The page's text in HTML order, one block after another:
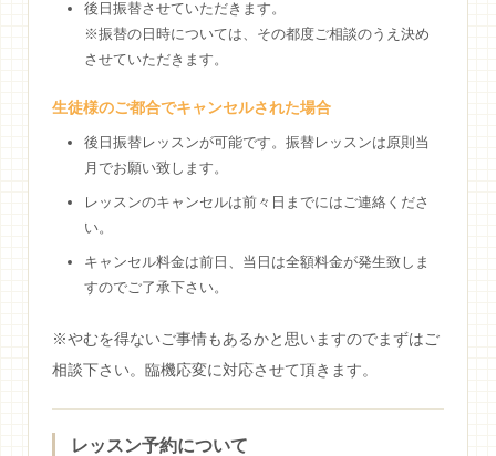
後日振替させていただきます。
※振替の日時については、その都度ご相談のうえ決め
させていただきます。
生徒様のご都合でキャンセルされた場合
後日振替レッスンが可能です。振替レッスンは原則当
月でお願い致します。
レッスンのキャンセルは前々日までにはご連絡くださ
い。
キャンセル料金は前日、当日は全額料金が発生致しま
すのでご了承下さい。
※やむを得ないご事情もあるかと思いますのでまずはご
相談下さい。臨機応変に対応させて頂きます。
レッスン予約について